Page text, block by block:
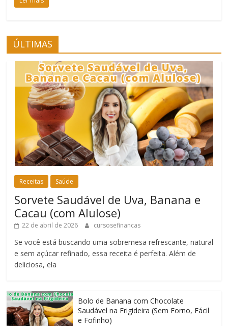
ÚLTIMAS
Receitas Saúde
Sorvete Saudável de Uva, Banana e
Cacau (com Alulose)
22 de abril de 2026 cursosefinancas
Se você está buscando uma sobremesa refrescante, natural
e sem açúcar refinado, essa receita é perfeita. Além de
deliciosa, ela
Bolo de Banana com Chocolate
Saudável na Frigideira (Sem Forno, Fácil
e Fofinho)